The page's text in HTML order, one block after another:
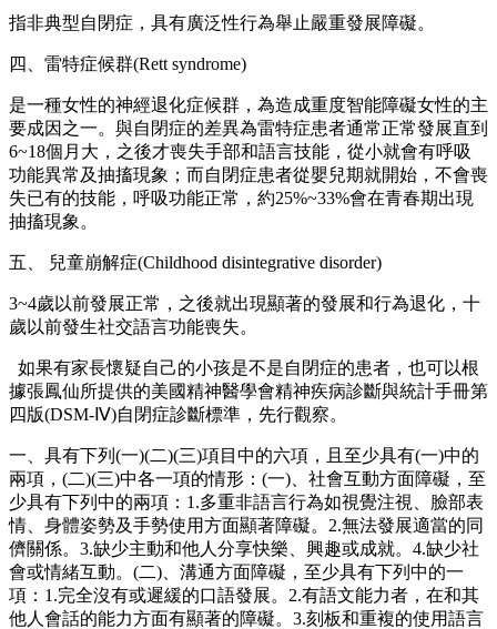
指非典型自閉症，具有廣泛性行為舉止嚴重發展障礙。
四、雷特症候群(Rett syndrome)
是一種女性的神經退化症候群，為造成重度智能障礙女性的主
要成因之一。與自閉症的差異為雷特症患者通常正常發展直到
6~18個月大，之後才喪失手部和語言技能，從小就會有呼吸
功能異常及抽搐現象；而自閉症患者從嬰兒期就開始，不會喪
失已有的技能，呼吸功能正常，約25%~33%會在青春期出現
抽搐現象。
五、 兒童崩解症(Childhood disintegrative disorder)
3~4歲以前發展正常，之後就出現顯著的發展和行為退化，十
歲以前發生社交語言功能喪失。
如果有家長懷疑自己的小孩是不是自閉症的患者，也可以根
據張鳳仙所提供的美國精神醫學會精神疾病診斷與統計手冊第
四版(DSM-Ⅳ)自閉症診斷標準，先行觀察。
一、具有下列(一)(二)(三)項目中的六項，且至少具有(一)中的
兩項，(二)(三)中各一項的情形：(一)、社會互動方面障礙，至
少具有下列中的兩項：1.多重非語言行為如視覺注視、臉部表
情、身體姿勢及手勢使用方面顯著障礙。2.無法發展適當的同
儕關係。3.缺少主動和他人分享快樂、興趣或成就。4.缺少社
會或情緒互動。(二)、溝通方面障礙，至少具有下列中的一
項：1.完全沒有或遲緩的口語發展。2.有語文能力者，在和其
他人會話的能力方面有顯著的障礙。3.刻板和重複的使用語言